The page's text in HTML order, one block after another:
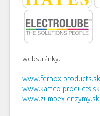
webstránky:
www.fernox-products.sk
www.kamco-products.sk
www.zumpex-enzymy.sk